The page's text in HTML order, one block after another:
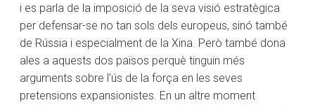
i es parla de la imposició de la seva visió estratègica
per defensar-se no tan sols dels europeus, sinó també
de Rússia i especialment de la Xina. Però també dona
ales a aquests dos països perquè tinguin més
arguments sobre l’ús de la força en les seves
pretensions expansionistes. En un altre moment